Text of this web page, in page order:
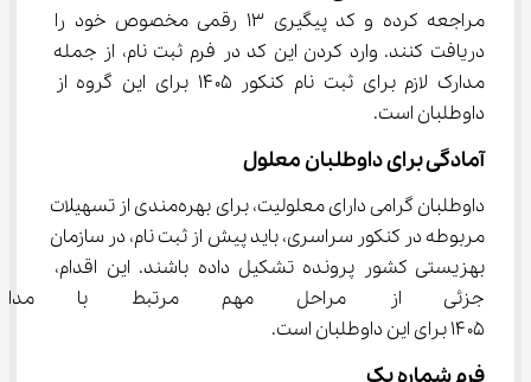
مراجعه کرده و کد پیگیری ۱۳ رقمی مخصوص خود را
دریافت کنند. وارد کردن این کد در فرم ثبت نام، از جمله
مدارک لازم برای ثبت نام کنکور ۱۴۰۵ برای این گروه از
داوطلبان است.
آمادگی برای داوطلبان معلول
داوطلبان گرامی دارای معلولیت، برای بهره‌مندی از تسهیلات
مربوطه در کنکور سراسری، باید پیش از ثبت نام، در سازمان
بهزیستی کشور پرونده تشکیل داده باشند. این اقدام،
جزئی از مراحل مهم مرتبط با
۱۴۰۵ برای این داوطلبان است.